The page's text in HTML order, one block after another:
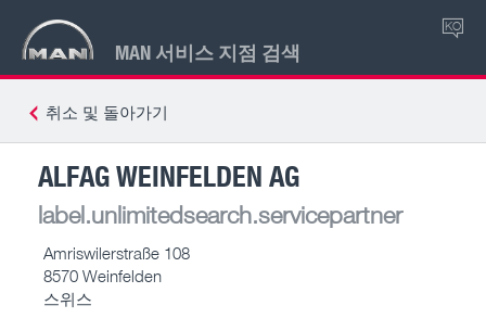
MAN 서비스 지점 검색
KO
취소 및 돌아가기
ALFAG WEINFELDEN AG
label.unlimitedsearch.servicepartner
Amriswilerstraße 108
8570 Weinfelden
스위스